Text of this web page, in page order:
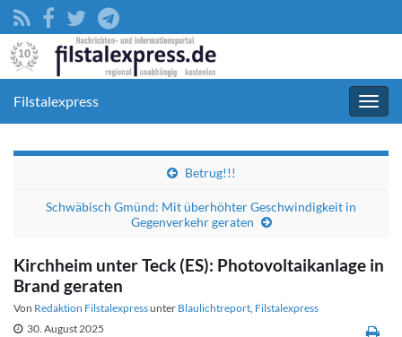
Filstalexpress
Betrug!!!
Schwäbisch Gmünd: Mit überhöhter Geschwindigkeit in
Gegenverkehr geraten
Kirchheim unter Teck (ES): Photovoltaikanlage in
Brand geraten
Von Redaktion Filstalexpressunter Blaulichtreport, Filstalexpress
30. August 2025